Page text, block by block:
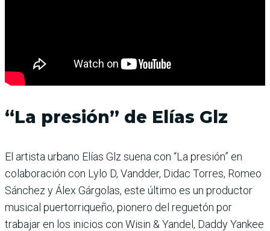
“La presión” de Elías Glz
El artista urbano Elías Glz suena con “La presión” en
colaboración con Lylo D, Vandder, Didac Torres, Romeo
Sánchez y Álex Gárgolas, este último es un productor
musical puertorriqueño, pionero del reguetón por
trabajar en los inicios con Wisin & Yandel, Daddy Yankee